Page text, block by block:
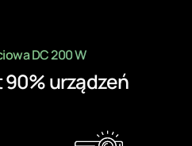
DC 200 W
urządzeń